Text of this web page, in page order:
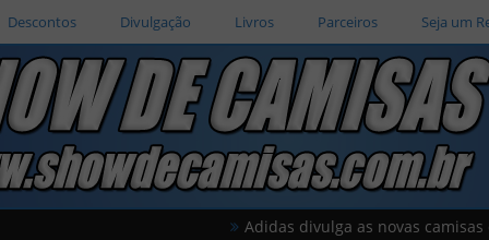
Descontos Divulgação Livros Parceiros Seja um
Adidas divulga as novas camisas do